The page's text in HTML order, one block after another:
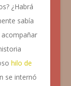
¿Habrá
sabía
hilo de
se internó